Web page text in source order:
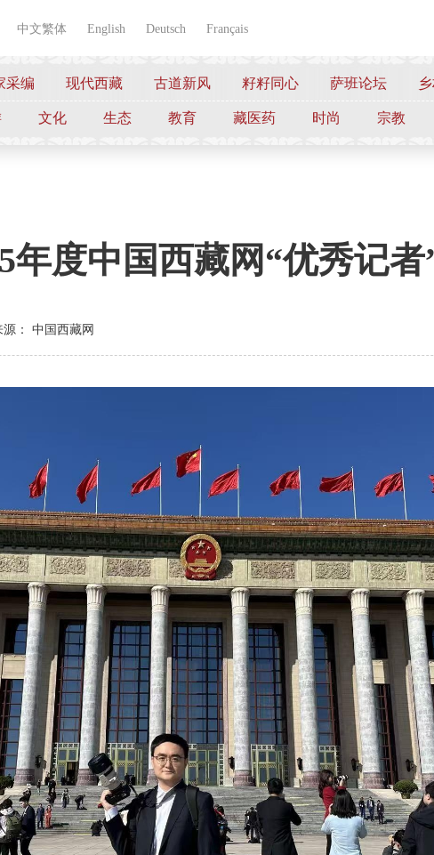
中文繁体 English Deutsch Français
采编 现代西藏 古道新风 籽籽同心 萨班论坛
文化 生态 教育 藏医药 时尚 宗教
年度中国西藏网“优秀记
源： 中国西藏网